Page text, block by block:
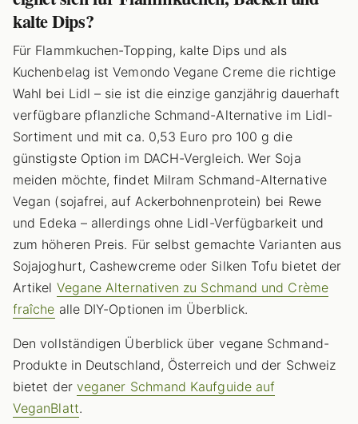
kalte Dips?
Für Flammkuchen-Topping, kalte Dips und als
Kuchenbelag ist Vemondo Vegane Creme die richtige
Wahl bei Lidl – sie ist die einzige ganzjährig dauerhaft
verfügbare pflanzliche Schmand-Alternative im Lidl-
Sortiment und mit ca. 0,53 Euro pro 100 g die
günstigste Option im DACH-Vergleich. Wer Soja
meiden möchte, findet Milram Schmand-Alternative
Vegan (sojafrei, auf Ackerbohnenprotein) bei Rewe
und Edeka – allerdings ohne Lidl-Verfügbarkeit und
zum höheren Preis. Für selbst gemachte Varianten aus
Sojajoghurt, Cashewcreme oder Silken Tofu bietet der
Artikel Vegane Alternativen zu Schmand und Crème
fraîche alle DIY-Optionen im Überblick.
Den vollständigen Überblick über vegane Schmand-
Produkte in Deutschland, Österreich und der Schweiz
bietet der veganer Schmand Kaufguide auf
VeganBlatt.